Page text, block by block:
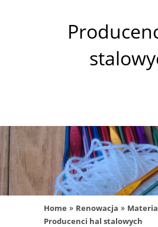
Home » Renowacja »
Producenci hal stalowych